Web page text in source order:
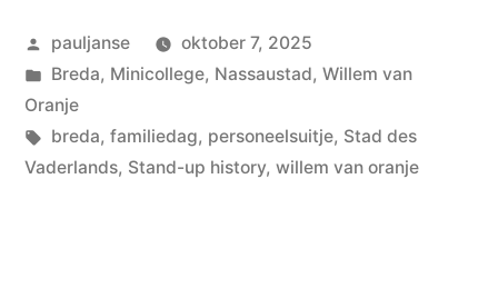
Geplaatst
door
pauljanse
oktober 7, 2025
Geplaatst
in
Breda, Minicollege, Nassaustad, Willem van
Oranje
Tags:
breda, familiedag, personeelsuitje, Stad des
Vaderlands, Stand-up history, willem van oranje